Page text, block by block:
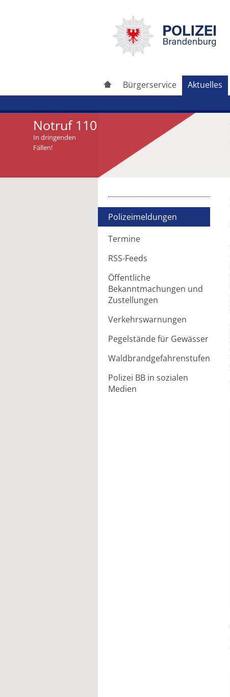
Bürgerservice Aktuelles
Notruf 110
In dringenden
Fällen!
Polizeimeldungen
Termine
RSS-Feeds
Öffentliche
Bekanntmachungen und
Zustellungen
Verkehrswarnungen
Pegelstände für Gewässer
Waldbrandgefahrenstufen
Polizei BB in sozialen
Medien
Artikel weiterleiten